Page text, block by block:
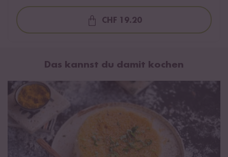
CHF 19.20
Das kannst du damit kochen